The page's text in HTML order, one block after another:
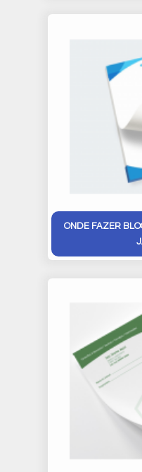
ONDE FAZER